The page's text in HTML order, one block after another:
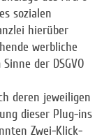
sozialen
hierüber
werbliche
der DSGVO
deren jeweiligen
dieser Plug-ins
Zwei-Klick-